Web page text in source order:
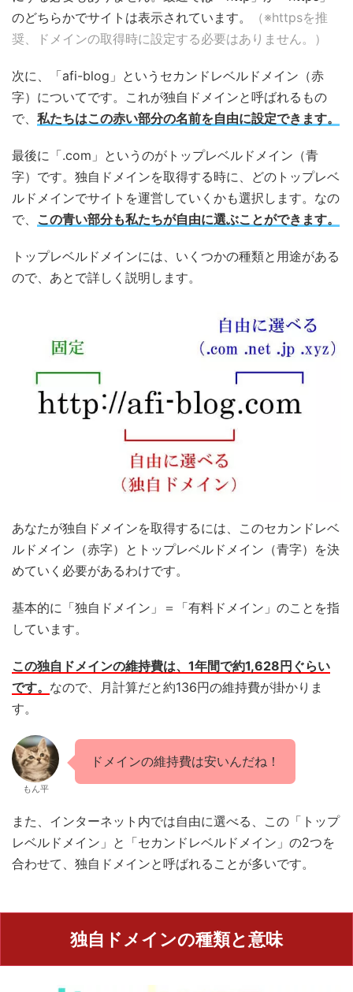
のどちらかでサイトは表示されています。
（※httpsを推
奨、ドメインの取得時に設定する必要はありません。）
次に、「afi-blog」というセカンドレベルドメイン（赤
字）についてです。これが独自ドメインと呼ばれるもの
で、 私たちはこの赤い部分の名前を自由に設定できます。
最後に「.com」というのがトップレベルドメイン（青
字）です。独自ドメインを取得する時に、どのトップレベ
ルドメインでサイトを運営していくかも選択します。なの
で、 この青い部分も私たちが自由に選ぶことができます。
トップレベルドメインには、いくつかの種類と用途がある
ので、あとで詳しく説明します。
あなたが独自ドメインを取得するには、このセカンドレベ
ルドメイン（赤字）とトップレベルドメイン（青字）を決
めていく必要があるわけです。
基本的に「独自ドメイン」＝「有料ドメイン」のことを指
しています。
この独自ドメインの維持費は、1年間で約1,628円ぐらい
です。 なので、月計算だと約136円の維持費が掛かりま
す。
もん平
ドメインの維持費は安いんだね！
また、インターネット内では自由に選べる、この「トップ
レベルドメイン」と「セカンドレベルドメイン」の2つを
合わせて、独自ドメインと呼ばれることが多いです。
独自ドメインの種類と意味